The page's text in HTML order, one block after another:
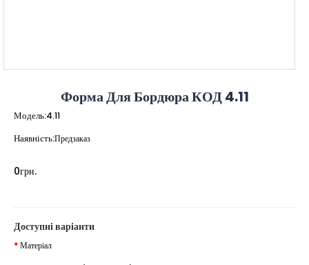
Форма Для Бордюра КОД 4.11
Модель:4.11
Наявність:Предзаказ
0грн.
Доступні варіанти
Матеріал